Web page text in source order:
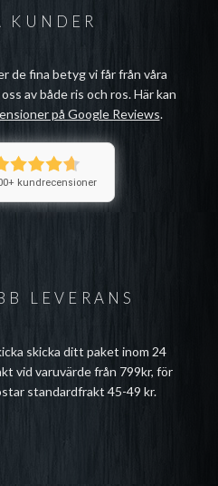
LEVERANS
skicka ditt paket inom 24
vid varuvärde från 799kr, för
standardfrakt 45-49 kr.
KUNDER
de fina betyg vi får från våra
av både ris och ros. Här kan
på Google Reviews.
kundrecensioner